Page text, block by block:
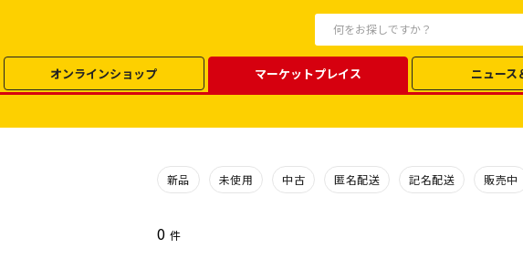
オンラインショップ マーケットプレイス ニュース
新品 未使用 中古 匿名配送 記名配送 販売中
0 件